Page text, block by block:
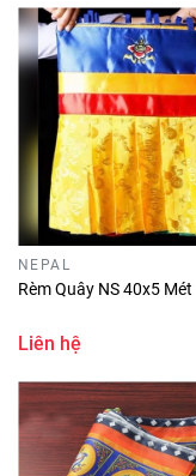
NEPAL
Rèm Quây NS 40x5 Mét
Liên hệ